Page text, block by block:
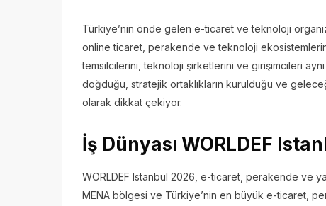
Türkiye’nin önde gelen e-ticaret ve teknoloji
online ticaret, perakende ve teknoloji
temsilcilerini, teknoloji şirketlerini ve girişimcileri aynı
doğduğu, stratejik ortaklıkların kurulduğu ve
olarak dikkat çekiyor.
İş Dünyası WORLDEF
WORLDEF Istanbul 2026, e-ticaret, perakende ve
MENA bölgesi ve Türkiye’nin en büyük e-ticaret,